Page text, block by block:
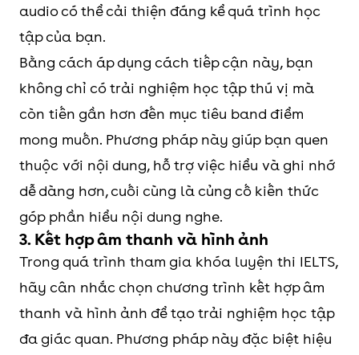
audio có thể cải thiện đáng kể quá trình học
tập của bạn.
Bằng cách áp dụng cách tiếp cận này, bạn
không chỉ có trải nghiệm học tập thú vị mà
còn tiến gần hơn đến mục tiêu band điểm
mong muốn. Phương pháp này giúp bạn quen
thuộc với nội dung, hỗ trợ việc hiểu và ghi nhớ
dễ dàng hơn, cuối cùng là củng cố kiến thức
góp phần hiểu nội dung nghe.
3. Kết hợp âm thanh và hình ảnh
Trong quá trình tham gia khóa luyện thi IELTS,
hãy cân nhắc chọn chương trình kết hợp âm
thanh và hình ảnh để tạo trải nghiệm học tập
đa giác quan. Phương pháp này đặc biệt hiệu